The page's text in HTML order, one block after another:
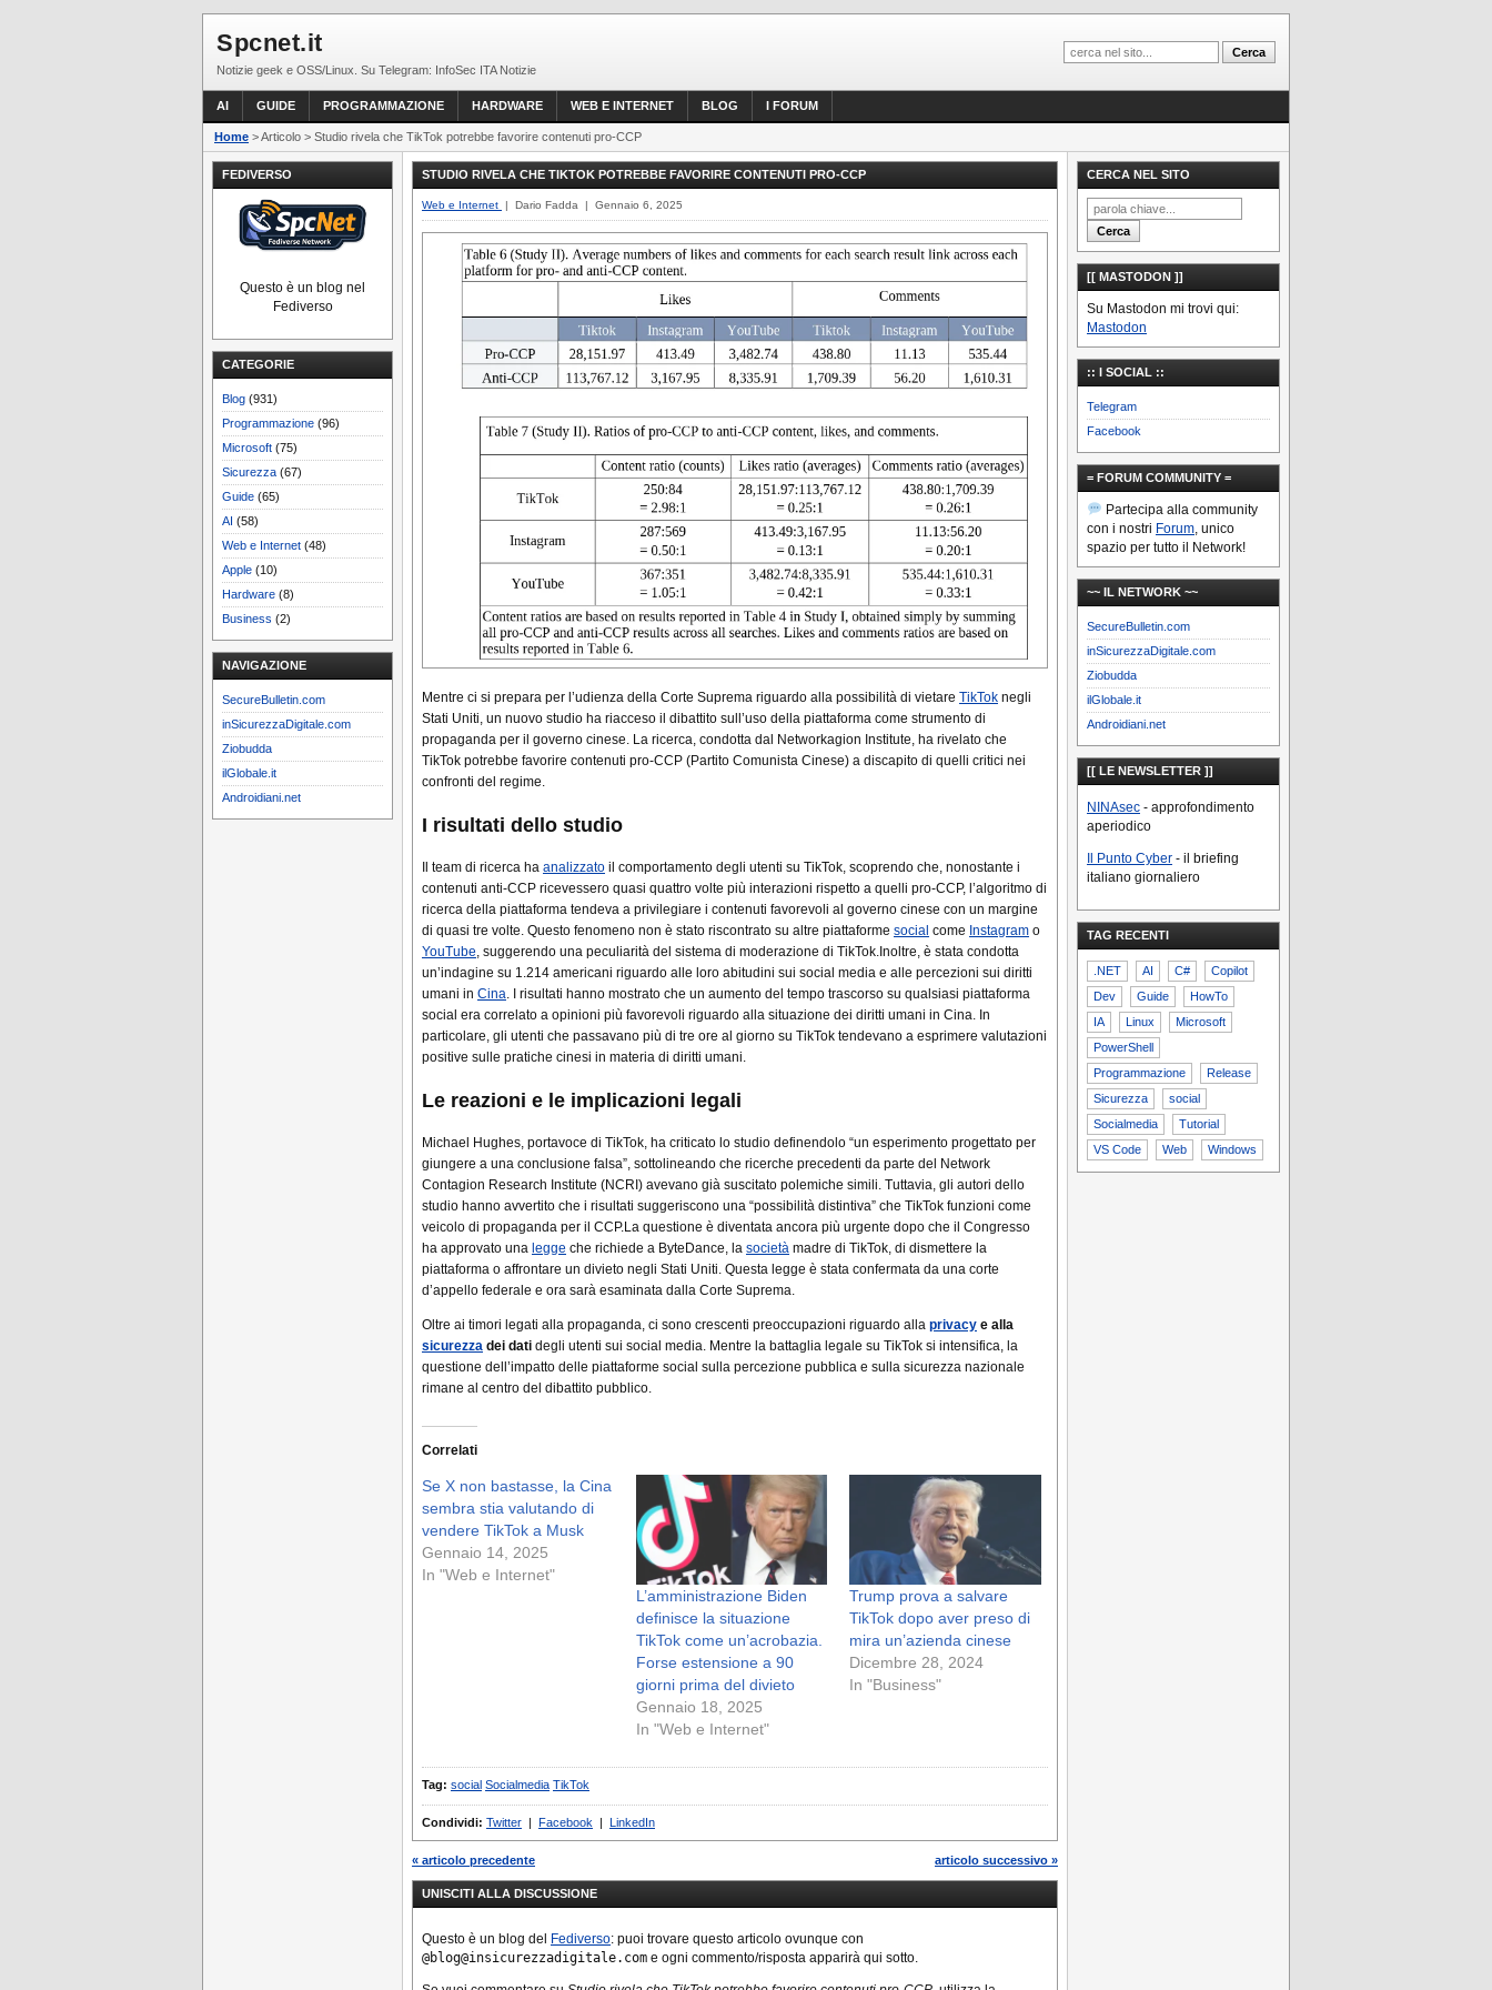
Spcnet.it
Notizie geek e OSS/Linux. Su Telegram: InfoSec ITA Notizie
AI GUIDE PROGRAMMAZIONE HARDWARE WEB E INTERNET BLOG I FORUM
Home > Articolo > Studio rivela che TikTok potrebbe favorire contenuti pro-CCP
FEDIVERSO
Questo è un blog nel
Fediverso
CATEGORIE
Blog (931)
Programmazione (96)
Microsoft (75)
Sicurezza (67)
Guide (65)
AI (58)
Web e Internet (48)
Apple (10)
Hardware (8)
Business (2)
NAVIGAZIONE
SecureBulletin.com
inSicurezzaDigitale.com
Ziobudda
ilGlobale.it
Androidiani.net
STUDIO RIVELA CHE TIKTOK POTREBBE FAVORIRE CONTENUTI PRO-CCP
Web e Internet | Dario Fadda | Gennaio 6, 2025
Mentre ci si prepara per l’udienza della Corte Suprema riguardo alla possibilità di vietare TikTok negli
Stati Uniti, un nuovo studio ha riacceso il dibattito sull’uso della piattaforma come strumento di
propaganda per il governo cinese. La ricerca, condotta dal Networkagion Institute, ha rivelato che
TikTok potrebbe favorire contenuti pro-CCP (Partito Comunista Cinese) a discapito di quelli critici nei
confronti del regime.
I risultati dello studio
Il team di ricerca ha analizzato il comportamento degli utenti su TikTok, scoprendo che, nonostante i
contenuti anti-CCP ricevessero quasi quattro volte più interazioni rispetto a quelli pro-CCP, l’algoritmo di
ricerca della piattaforma tendeva a privilegiare i contenuti favorevoli al governo cinese con un margine
di quasi tre volte. Questo fenomeno non è stato riscontrato su altre piattaforme social come Instagram o
YouTube, suggerendo una peculiarità del sistema di moderazione di TikTok.Inoltre, è stata condotta
un’indagine su 1.214 americani riguardo alle loro abitudini sui social media e alle percezioni sui diritti
umani in Cina. I risultati hanno mostrato che un aumento del tempo trascorso su qualsiasi piattaforma
social era correlato a opinioni più favorevoli riguardo alla situazione dei diritti umani in Cina. In
particolare, gli utenti che passavano più di tre ore al giorno su TikTok tendevano a esprimere valutazioni
positive sulle pratiche cinesi in materia di diritti umani.
Le reazioni e le implicazioni legali
Michael Hughes, portavoce di TikTok, ha criticato lo studio definendolo “un esperimento progettato per
giungere a una conclusione falsa”, sottolineando che ricerche precedenti da parte del Network
Contagion Research Institute (NCRI) avevano già suscitato polemiche simili. Tuttavia, gli autori dello
studio hanno avvertito che i risultati suggeriscono una “possibilità distintiva” che TikTok funzioni come
veicolo di propaganda per il CCP.La questione è diventata ancora più urgente dopo che il Congresso
ha approvato una legge che richiede a ByteDance, la società madre di TikTok, di dismettere la
piattaforma o affrontare un divieto negli Stati Uniti. Questa legge è stata confermata da una corte
d’appello federale e ora sarà esaminata dalla Corte Suprema.
Oltre ai timori legati alla propaganda, ci sono crescenti preoccupazioni riguardo alla privacy e alla
sicurezza dei dati degli utenti sui social media. Mentre la battaglia legale su TikTok si intensifica, la
questione dell’impatto delle piattaforme social sulla percezione pubblica e sulla sicurezza nazionale
rimane al centro del dibattito pubblico.
Correlati
Se X non bastasse, la Cina
sembra stia valutando di
vendere TikTok a Musk
Gennaio 14, 2025
In "Web e Internet"
L’amministrazione Biden
definisce la situazione
TikTok come un’acrobazia.
Forse estensione a 90
giorni prima del divieto
Gennaio 18, 2025
In "Web e Internet"
Trump prova a salvare
TikTok dopo aver preso di
mira un’azienda cinese
Dicembre 28, 2024
In "Business"
Tag: social Socialmedia TikTok
Condividi: Twitter | Facebook | LinkedIn
« articolo precedente articolo successivo »
UNISCITI ALLA DISCUSSIONE
Questo è un blog del Fediverso: puoi trovare questo articolo ovunque con
@blog@insicurezzadigitale.com e ogni commento/risposta apparirà qui sotto.
CERCA NEL SITO
[[ MASTODON ]]
Su Mastodon mi trovi qui:
Mastodon
:: I SOCIAL ::
Telegram
Facebook
= FORUM COMMUNITY =
Partecipa alla community
con i nostri Forum, unico
spazio per tutto il Network!
~~ IL NETWORK ~~
SecureBulletin.com
inSicurezzaDigitale.com
Ziobudda
ilGlobale.it
Androidiani.net
[[ LE NEWSLETTER ]]
NINAsec - approfondimento
aperiodico
Il Punto Cyber - il briefing
italiano giornaliero
TAG RECENTI
.NET AI C#
Copilot
Dev
Guide
HowTo
IA
Linux
Microsoft
PowerShell
Programmazione
Release
Sicurezza
social
Socialmedia
Tutorial
VS Code
Web Windows